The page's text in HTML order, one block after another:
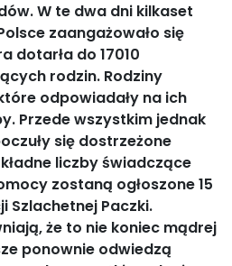
W te dwa dni kilkaset
zaangażowało się
dotarła do 17010
rodzin. Rodziny
odpowiadały na ich
Przede wszystkim jednak
się dostrzeżone
liczby świadczące
zostaną ogłoszone 15
Szlachetnej Paczki.
że to nie koniec mądrej
ponownie odwiedzą